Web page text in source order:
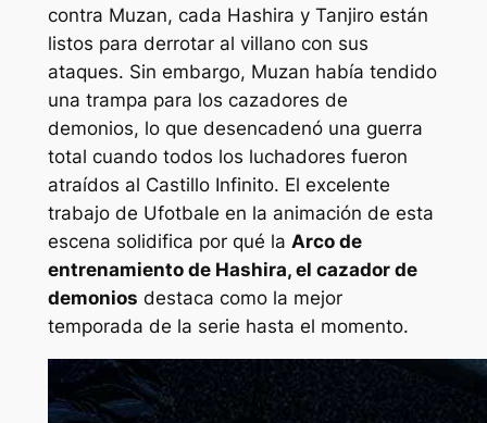
contra Muzan, cada Hashira y Tanjiro están
listos para derrotar al villano con sus
ataques. Sin embargo, Muzan había tendido
una trampa para los cazadores de
demonios, lo que desencadenó una guerra
total cuando todos los luchadores fueron
atraídos al Castillo Infinito. El excelente
trabajo de Ufotbale en la animación de esta
escena solidifica por qué la Arco de
entrenamiento de Hashira, el cazador de
demonios destaca como la mejor
temporada de la serie hasta el momento.